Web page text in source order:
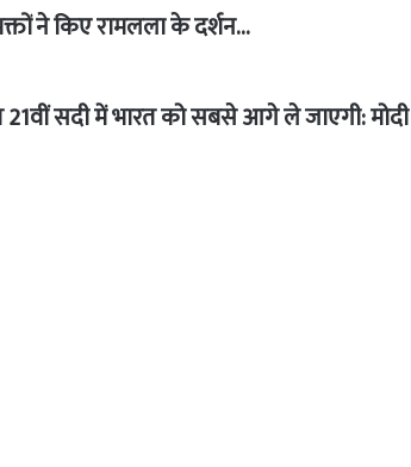
ने किए रामलला के दर्शन…
सदी में भारत को सबसे आगे ले जाएगी: मोदी